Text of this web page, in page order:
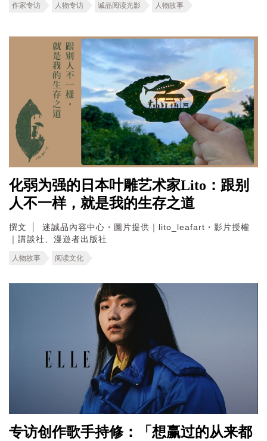
作家专访 人物专访 诚品阅读光影 人物故事
化弱为强的日本叶雕艺术家Lito：跟别
人不一样，就是我的生存之道
撰文
迷誠品內容中心・圖片提供｜lito_leafart・影片授權
｜講談社、漫遊者出版社
人物故事 阅读文化
专访创作歌手持修：「想赢过的从来都